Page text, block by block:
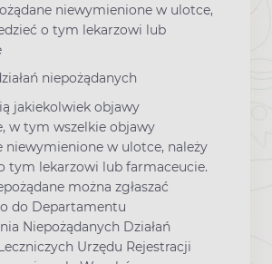
niewymienione w ulotce,
o tym lekarzowi lub
niepożądanych
jakiekolwiek objawy
w tym wszelkie objawy
niewymienione w ulotce, należy
tym lekarzowi lub farmaceucie.
można zgłaszać
do Departamentu
Niepożądanych Działań
Urzędu Rejestracji